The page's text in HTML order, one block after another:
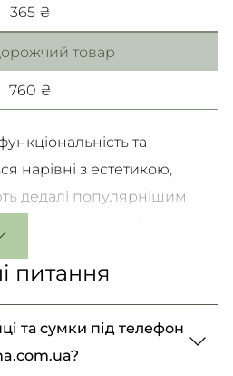
365 ₴
товар
760 ₴
та
нарівні з естетикою,
дедалі популярнішим
забезпечують
зберігання купюр.
це не просто місце для
а
питання
та сумки під телефон